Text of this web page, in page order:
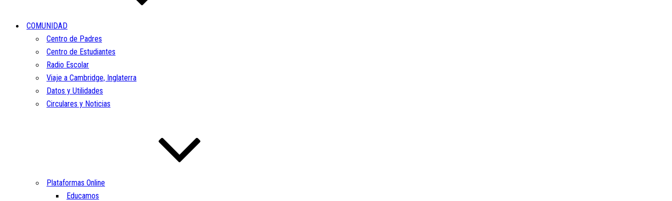
COMUNIDAD
Centro de Padres
Centro de Estudiantes
Radio Escolar
Viaje a Cambridge, Inglaterra
Datos y Utilidades
Circulares y Noticias
Plataformas Online
Educamos